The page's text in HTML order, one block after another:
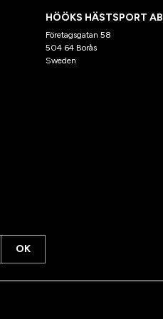
HÖÖKS HÄSTSPORT AB
Företagsgatan 58
504 64 Borås
Sweden
OK